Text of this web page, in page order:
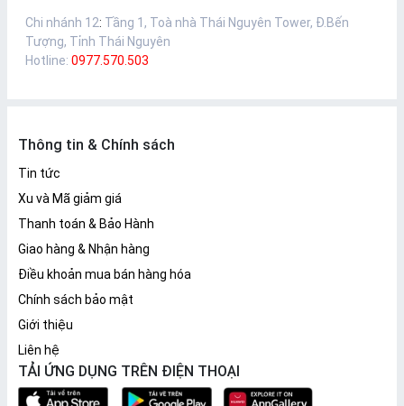
Chi nhánh 12: Tầng 1, Toà nhà Thái Nguyên Tower, Đ.Bến
Tượng, Tỉnh Thái Nguyên
Hotline: 0977.570.503
Thông tin & Chính sách
Tin tức
Xu và Mã giảm giá
Thanh toán & Bảo Hành
Giao hàng & Nhận hàng
Điều khoản mua bán hàng hóa
Chính sách bảo mật
Giới thiệu
Liên hệ
TẢI ỨNG DỤNG TRÊN ĐIỆN THOẠI